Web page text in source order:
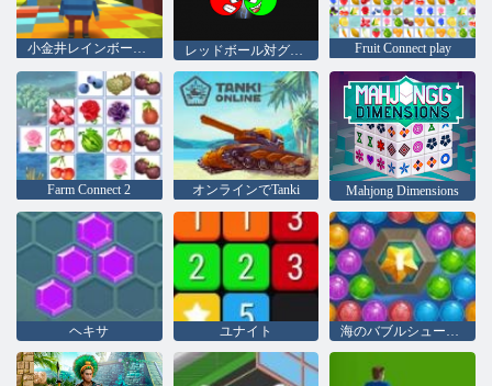
小金井レインボーパルクール レッドボール対グリーンキング Fruit Connect play
Farm Connect 2 オンラインでTanki Mahjong Dimensions
ヘキサ ユナイト 海のバブルシューター